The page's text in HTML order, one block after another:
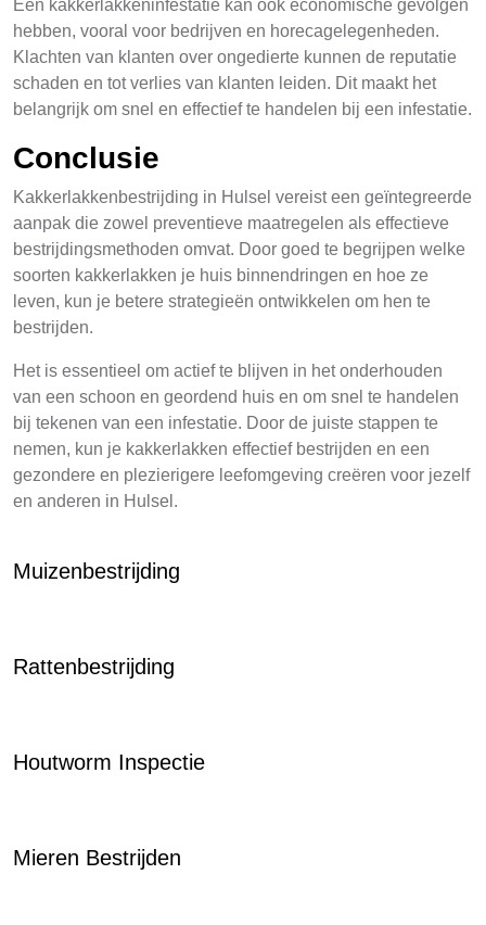
Een kakkerlakkeninfestatie kan ook economische gevolgen
hebben, vooral voor bedrijven en horecagelegenheden.
Klachten van klanten over ongedierte kunnen de reputatie
schaden en tot verlies van klanten leiden. Dit maakt het
belangrijk om snel en effectief te handelen bij een infestatie.
Conclusie
Kakkerlakkenbestrijding in Hulsel vereist een geïntegreerde
aanpak die zowel preventieve maatregelen als effectieve
bestrijdingsmethoden omvat. Door goed te begrijpen welke
soorten kakkerlakken je huis binnendringen en hoe ze
leven, kun je betere strategieën ontwikkelen om hen te
bestrijden.
Het is essentieel om actief te blijven in het onderhouden
van een schoon en geordend huis en om snel te handelen
bij tekenen van een infestatie. Door de juiste stappen te
nemen, kun je kakkerlakken effectief bestrijden en een
gezondere en plezierigere leefomgeving creëren voor jezelf
en anderen in Hulsel.
Muizenbestrijding
Rattenbestrijding
Houtworm Inspectie
Mieren Bestrijden